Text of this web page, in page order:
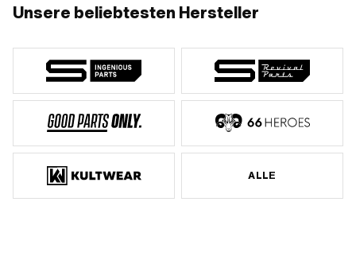
Unsere beliebtesten Hersteller
ALLE